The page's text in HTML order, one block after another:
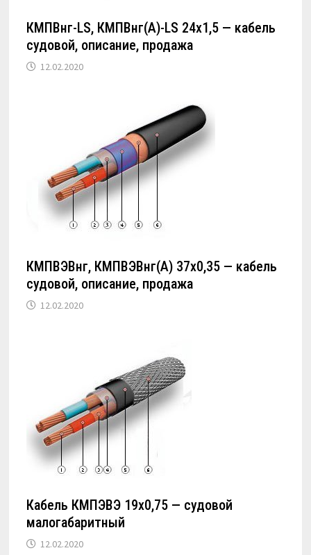
КМПВнг-LS, КМПВнг(А)-LS 24х1,5 — кабель
судовой, описание, продажа
12.02.2020
КМПВЭВнг, КМПВЭВнг(А) 37х0,35 — кабель
судовой, описание, продажа
12.02.2020
Кабель КМПЭВЭ 19х0,75 — судовой
малогабаритный
12.02.2020